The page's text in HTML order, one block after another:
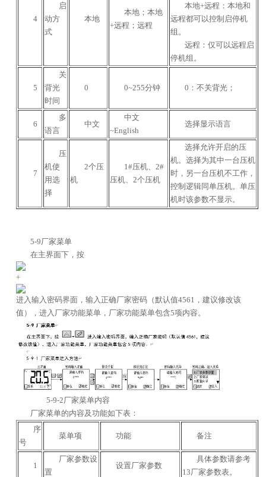
4
启
动方
式
本地
本地；本地
+远程；远程
本地+远程：本地和
远程都可以控制启停机
组。
远程：仅可以远程启
停机组。
5
关
背光
时间
0 0~255分钟 0：不关背光；
6
多
语言
中文
中文
~English
选择显示语言
7
压
机使
用选
择
2个压
机
1#压机、2#
压机、2个压机
选择允许开启的压
机。选择为其中一台压机
时，另一台压机不工作，
控制逻辑同单压机。单压
机时该参数不显示。
5-9厂家菜单
在主界面下，按
+
进入输入密码界面，输入正确厂家密码（默认值4561，建议修改该
值），进入厂家功能菜单，厂家功能菜单包含5项内容。
5-9-2厂家菜单内容
厂家菜单的内容及功能如下表：
序
号
菜单项 功能 备注
1
厂家参数设
置
设置厂家参数
具体参数请参考
13厂家参数表。